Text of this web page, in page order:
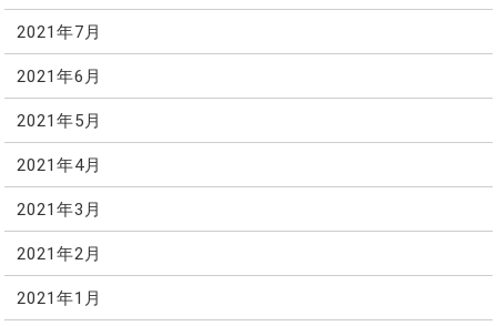
2021年7月
2021年6月
2021年5月
2021年4月
2021年3月
2021年2月
2021年1月